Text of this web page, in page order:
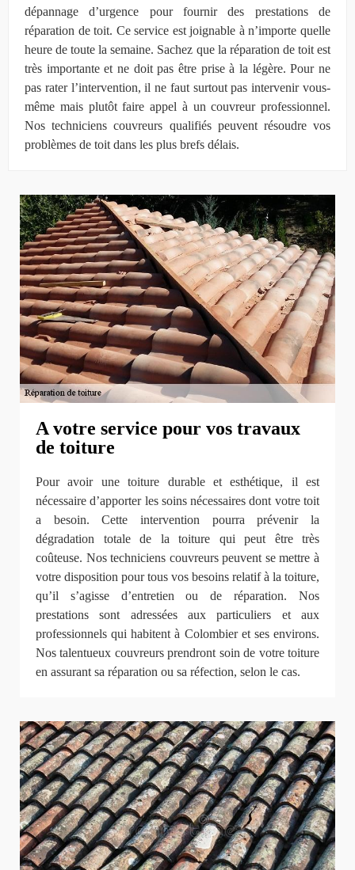
dépannage d’urgence pour fournir des prestations de
réparation de toit. Ce service est joignable à n’importe quelle
heure de toute la semaine. Sachez que la réparation de toit est
très importante et ne doit pas être prise à la légère. Pour ne
pas rater l’intervention, il ne faut surtout pas intervenir vous-
même mais plutôt faire appel à un couvreur professionnel.
Nos techniciens couvreurs qualifiés peuvent résoudre vos
problèmes de toit dans les plus brefs délais.
A votre service pour vos travaux
de toiture
Pour avoir une toiture durable et esthétique, il est
nécessaire d’apporter les soins nécessaires dont votre toit
a besoin. Cette intervention pourra prévenir la
dégradation totale de la toiture qui peut être très
coûteuse. Nos techniciens couvreurs peuvent se mettre à
votre disposition pour tous vos besoins relatif à la toiture,
qu’il s’agisse d’entretien ou de réparation. Nos
prestations sont adressées aux particuliers et aux
professionnels qui habitent à Colombier et ses environs.
Nos talentueux couvreurs prendront soin de votre toiture
en assurant sa réparation ou sa réfection, selon le cas.